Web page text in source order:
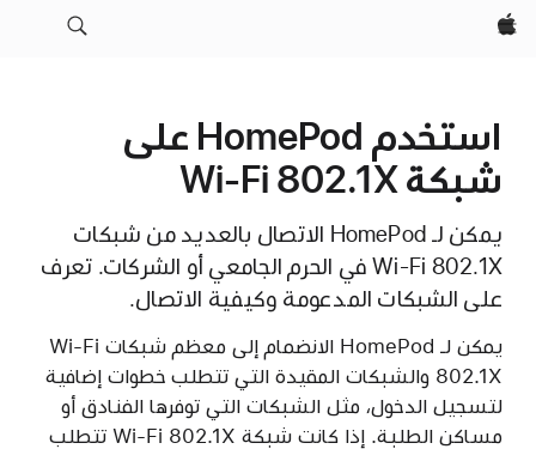
Apple‏
استخدم HomePod على
شبكة Wi-Fi 802.1X
يمكن لـ HomePod الاتصال بالعديد من شبكات
Wi-Fi 802.1X في الحرم الجامعي أو الشركات. تعرف
على الشبكات المدعومة وكيفية الاتصال.
يمكن لـ HomePod الانضمام إلى معظم شبكات Wi-Fi
802.1X والشبكات المقيدة التي تتطلب خطوات إضافية
لتسجيل الدخول، مثل الشبكات التي توفرها الفنادق أو
مساكن الطلبة. إذا كانت شبكة Wi-Fi 802.1X تتطلب